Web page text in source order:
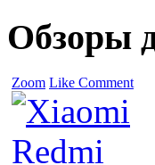
Обзоры
Zoom Like Comment